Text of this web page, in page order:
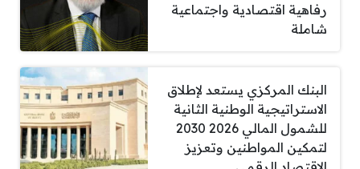
رفاهية اقتصادية واجتماعية
شاملة
البنك المركزي يستعد لإطلاق
الاستراتيجية الوطنية الثانية
للشمول المالي 2026 2030
لتمكين المواطنين وتعزيز